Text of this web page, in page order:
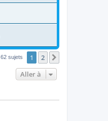
62 sujets 1 2
Aller à